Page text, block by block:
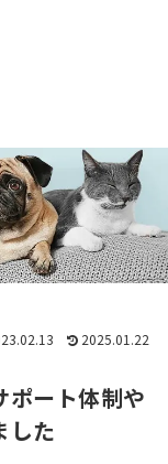
ポート体制や
した
2025.01.22